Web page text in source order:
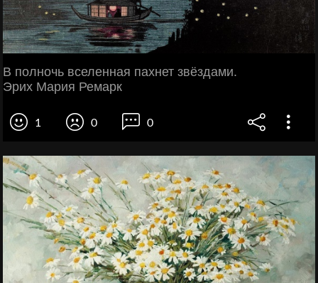
В полночь вселенная пахнет звёздами.
Эрих Мария Ремарк
1 0 0